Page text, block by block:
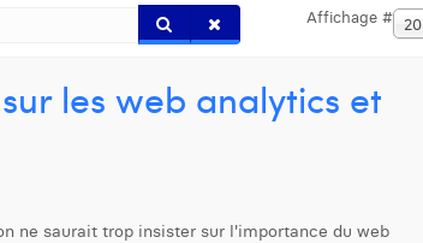
Affichage # 20
les web analytics et
ne saurait trop insister sur l'importance du web